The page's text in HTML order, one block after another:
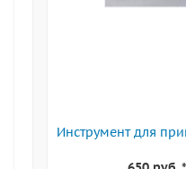
Инструмент для